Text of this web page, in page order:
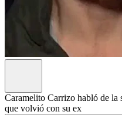
Caramelito Carrizo habló de
que volvió con su ex